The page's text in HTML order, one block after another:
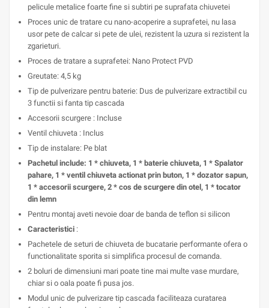
pelicule metalice foarte fine si subtiri pe suprafata chiuvetei
Proces unic de tratare cu nano-acoperire a suprafetei, nu lasa
usor pete de calcar si pete de ulei, rezistent la uzura si rezistent la
zgarieturi.
Proces de tratare a suprafetei: Nano Protect PVD
Greutate: 4,5 kg
Tip de pulverizare pentru baterie: Dus de pulverizare extractibil cu
3 functii si fanta tip cascada
Accesorii scurgere : Incluse
Ventil chiuveta : Inclus
Tip de instalare: Pe blat
Pachetul include: 1 * chiuveta, 1 * baterie chiuveta, 1 * Spalator
pahare, 1 * ventil chiuveta actionat prin buton, 1 * dozator sapun,
1 * accesorii scurgere, 2 * cos de scurgere din otel, 1 * tocator
din lemn
Pentru montaj aveti nevoie doar de banda de teflon si silicon
Caracteristici :
Pachetele de seturi de chiuveta de bucatarie performante ofera o
functionalitate sporita si simplifica procesul de comanda.
2 boluri de dimensiuni mari poate tine mai multe vase murdare,
chiar si o oala poate fi pusa jos.
Modul unic de pulverizare tip cascada faciliteaza curatarea